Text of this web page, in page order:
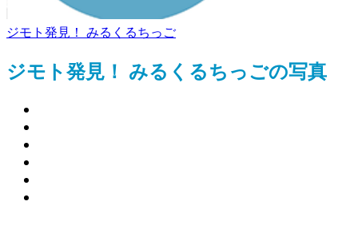
ジモト発見！ みるくるちっご
ジモト発見！ みるくるちっごの写真